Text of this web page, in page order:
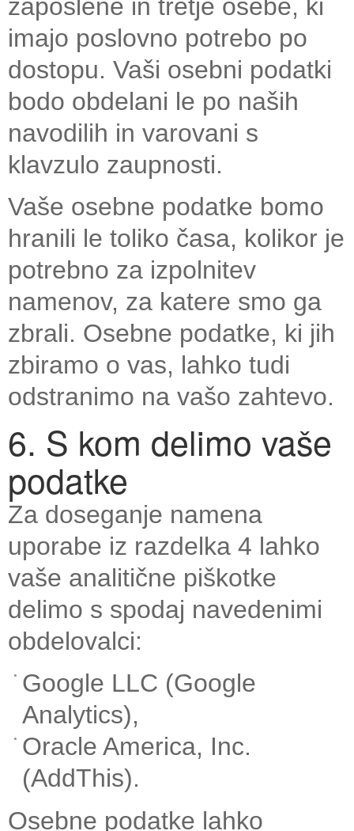
zaposlene in tretje osebe, ki
imajo poslovno potrebo po
dostopu. Vaši osebni podatki
bodo obdelani le po naših
navodilih in varovani s
klavzulo zaupnosti.
Vaše osebne podatke bomo
hranili le toliko časa, kolikor je
potrebno za izpolnitev
namenov, za katere smo ga
zbrali. Osebne podatke, ki jih
zbiramo o vas, lahko tudi
odstranimo na vašo zahtevo.
6. S kom delimo vaše
podatke
Za doseganje namena
uporabe iz razdelka 4 lahko
vaše analitične piškotke
delimo s spodaj navedenimi
obdelovalci:
Google LLC (Google
Analytics),
Oracle America, Inc.
(AddThis).
Osebne podatke lahko